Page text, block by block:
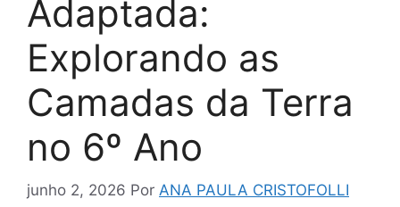
Adaptada:
Explorando as
Camadas da Terra
no 6º Ano
junho 2, 2026 Por ANA PAULA CRISTOFOLLI